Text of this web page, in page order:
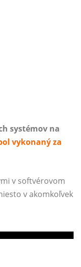
systémov na
vykonaný za
v softvérovom
v akomkoľvek